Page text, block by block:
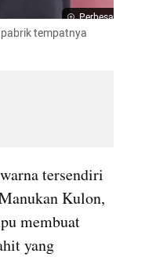
Perbesar
tempatnya
tersendiri
Kulon,
membuat
yang